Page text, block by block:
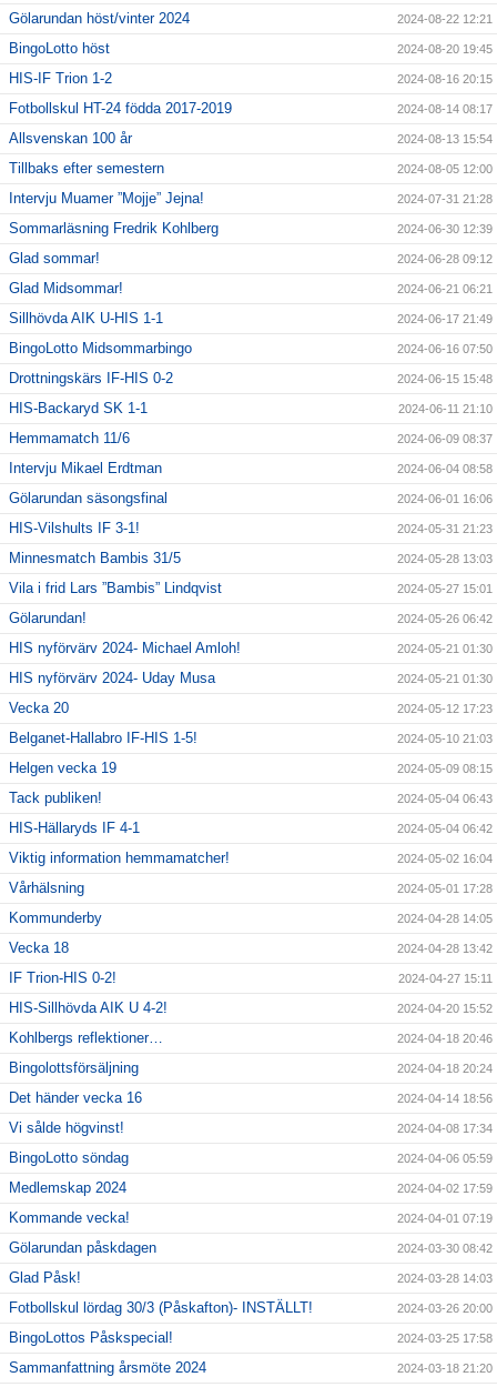
Gölarundan höst/vinter 2024 2024-08-22 12:21
BingoLotto höst 2024-08-20 19:45
HIS-IF Trion 1-2 2024-08-16 20:15
Fotbollskul HT-24 födda 2017-2019 2024-08-14 08:17
Allsvenskan 100 år 2024-08-13 15:54
Tillbaks efter semestern 2024-08-05 12:00
Intervju Muamer ”Mojje” Jejna! 2024-07-31 21:28
Sommarläsning Fredrik Kohlberg 2024-06-30 12:39
Glad sommar! 2024-06-28 09:12
Glad Midsommar! 2024-06-21 06:21
Sillhövda AIK U-HIS 1-1 2024-06-17 21:49
BingoLotto Midsommarbingo 2024-06-16 07:50
Drottningskärs IF-HIS 0-2 2024-06-15 15:48
HIS-Backaryd SK 1-1 2024-06-11 21:10
Hemmamatch 11/6 2024-06-09 08:37
Intervju Mikael Erdtman 2024-06-04 08:58
Gölarundan säsongsfinal 2024-06-01 16:06
HIS-Vilshults IF 3-1! 2024-05-31 21:23
Minnesmatch Bambis 31/5 2024-05-28 13:03
Vila i frid Lars ”Bambis” Lindqvist 2024-05-27 15:01
Gölarundan! 2024-05-26 06:42
HIS nyförvärv 2024- Michael Amloh! 2024-05-21 01:30
HIS nyförvärv 2024- Uday Musa 2024-05-21 01:30
Vecka 20 2024-05-12 17:23
Belganet-Hallabro IF-HIS 1-5! 2024-05-10 21:03
Helgen vecka 19 2024-05-09 08:15
Tack publiken! 2024-05-04 06:43
HIS-Hällaryds IF 4-1 2024-05-04 06:42
Viktig information hemmamatcher! 2024-05-02 16:04
Vårhälsning 2024-05-01 17:28
Kommunderby 2024-04-28 14:05
Vecka 18 2024-04-28 13:42
IF Trion-HIS 0-2! 2024-04-27 15:11
HIS-Sillhövda AIK U 4-2! 2024-04-20 15:52
Kohlbergs reflektioner… 2024-04-18 20:46
Bingolottsförsäljning 2024-04-18 20:24
Det händer vecka 16 2024-04-14 18:56
Vi sålde högvinst! 2024-04-08 17:34
BingoLotto söndag 2024-04-06 05:59
Medlemskap 2024 2024-04-02 17:59
Kommande vecka! 2024-04-01 07:19
Gölarundan påskdagen 2024-03-30 08:42
Glad Påsk! 2024-03-28 14:03
Fotbollskul lördag 30/3 (Påskafton)- INSTÄLLT! 2024-03-26 20:00
BingoLottos Påskspecial! 2024-03-25 17:58
Sammanfattning årsmöte 2024 2024-03-18 21:20